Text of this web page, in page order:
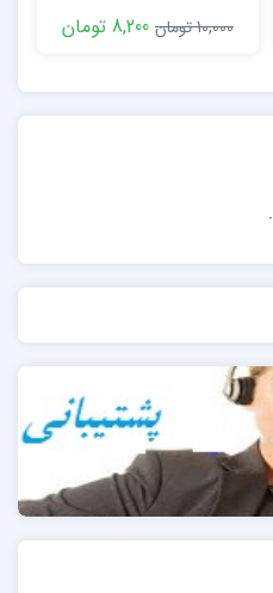
10,000 تومان
8,200 تومان
.